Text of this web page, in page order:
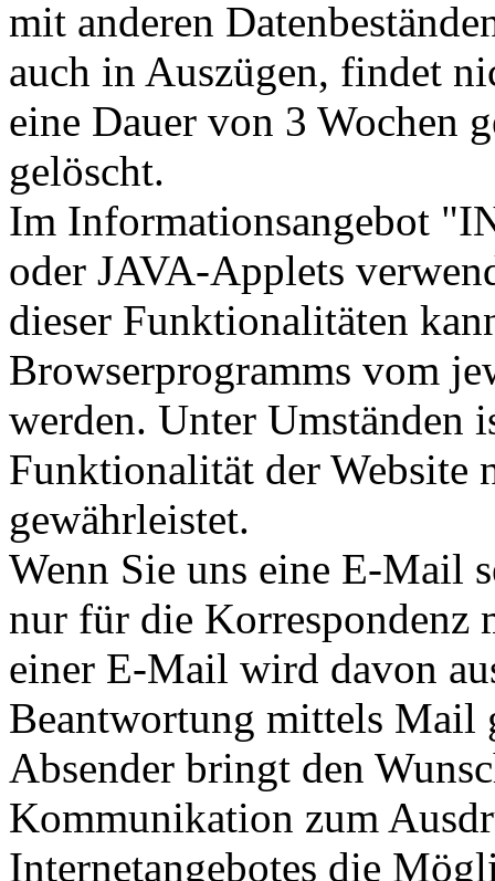
mit anderen
auch in Auszügen, findet
eine Dauer von 3 Wochen
gelöscht.
Im Informationsangebot
oder JAVA-Applets
dieser Funktionalitäten
Browserprogramms vom
werden. Unter Umständen
Funktionalität der Website
gewährleistet.
Wenn Sie uns eine E-Mail
nur für die Korrespondenz
einer E-Mail wird davon
Beantwortung mittels Mail
Absender bringt den
Kommunikation zum
Internetangebotes die